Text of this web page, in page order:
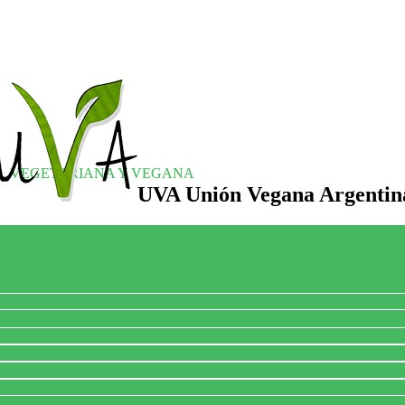
VEGETARIANA Y VEGANA
UVA Unión Vegana